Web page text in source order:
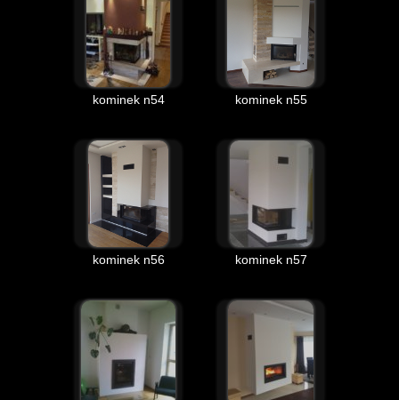
kominek n54 kominek n55
kominek n56 kominek n57